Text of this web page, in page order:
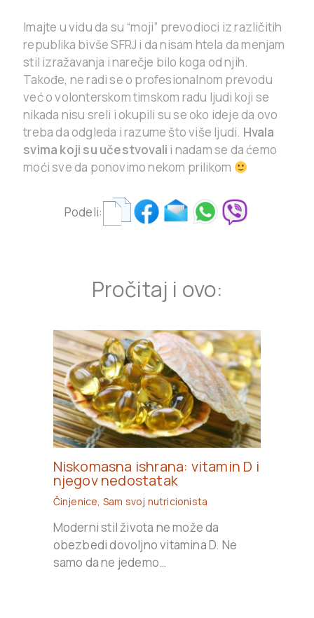
Imajte u vidu da su “moji” prevodioci iz različitih
republika bivše SFRJ i da nisam htela da menjam
stil izražavanja i narečje bilo koga od njih.
Takođe, ne radi se o profesionalnom prevodu
već o volonterskom timskom radu ljudi koji se
nikada nisu sreli i okupili su se oko ideje da ovo
treba da odgleda i razume što više ljudi. Hvala
svima koji su učestvovali i nadam se da ćemo
moći sve da ponovimo nekom prilikom
Podeli:
Pročitaj i ovo:
Niskomasna ishrana: vitamin D i
njegov nedostatak
Činjenice Sam svoj nutricionista
Moderni stil života ne može da
obezbedi dovoljno vitamina D. Ne
samo da ne jedemo…